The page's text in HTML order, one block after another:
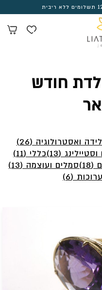
חודש
ואסטרולוגיה (26)
(13)
כללי (11)
סמלים ועוצמה (13)
(6)